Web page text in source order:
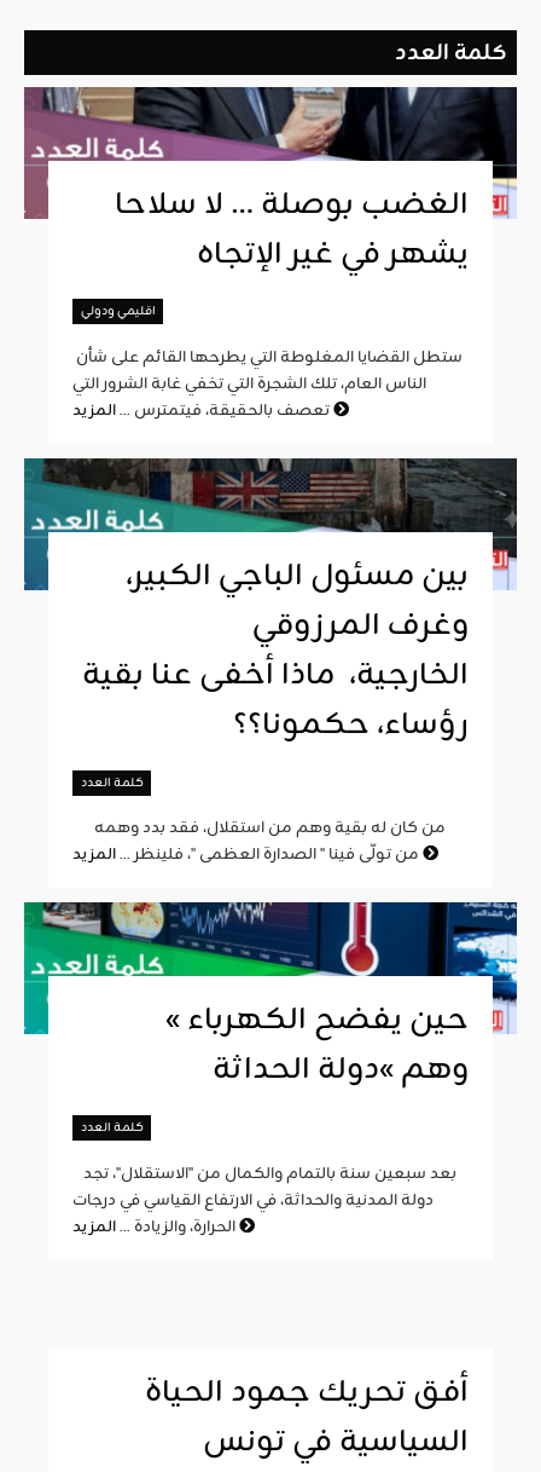
كلمة العدد
الغضب بوصلة … لا سلاحا
يشهر في غير الإتجاه
اقليمي ودولي
الناس العام، تلك الشجرة التي تخفي غابة الشرور التي
تعصف بالحقيقة، فيتمترس ...
بين مسئول الباجي الكبير،
وغرف المرزوقي
الخارجية، ماذا أخفى عنا بقية
رؤساء، حكمونا؟؟
كلمة العدد
من تولّى فينا " الصدارة العظمى "، فلينظر ...
« حين يفضح الكهرباء
وهم »دولة الحداثة
كلمة العدد
دولة المدنية والحداثة، في الارتفاع القياسي في درجات
الحرارة، والزيادة ...
أفق تحريك جمود الحياة
السياسية في تونس